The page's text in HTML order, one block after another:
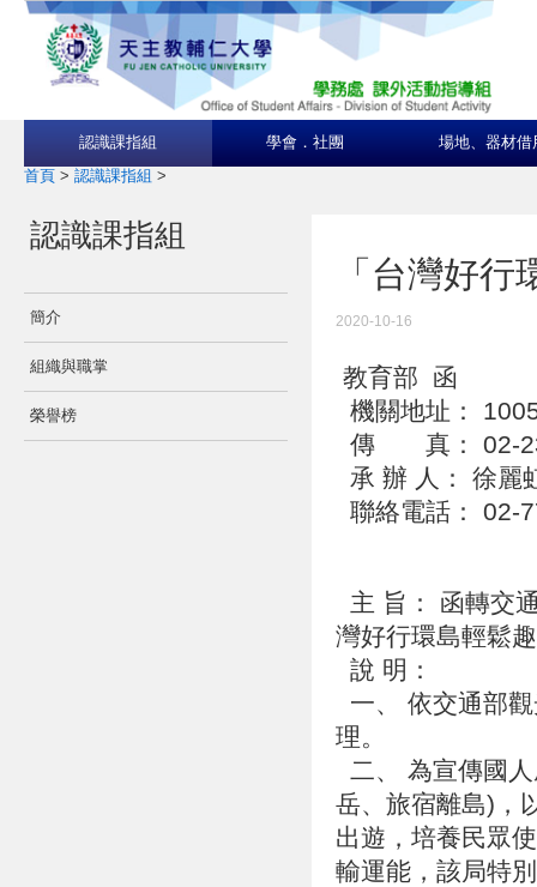
認識課指組 學會．社團 場地、器材借
首頁 > 認識課指組 >
認識課指組
簡介
組織與職掌
榮譽榜
「台灣好
2020-10-16
教育部 函
機關地址：
傳 真： 02-
承 辦 人： 徐麗
聯絡電話： 02-
主 旨： 函轉交
灣好行環島輕鬆
說 明：
一、 依交通部
理。
二、 為宣傳國
岳、旅宿離島)，
出遊，培養民眾
輸運能，該局特